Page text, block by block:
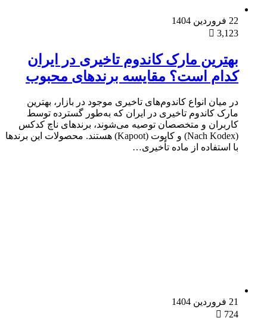
22 فروردین 1404
3,123
بهترین مارک کاندوم تاخیری در ایران
کدام است؟ مقایسه برندهای محبوب
در میان انواع کاندوم‌های تاخیری موجود در بازار، بهترین
مارک کاندوم تاخیری در ایران که به‌طور گسترده توسط
کاربران و متخصصان توصیه می‌شوند، برندهای ناچ کدکس
(Nach Kodex) و کاپوت (Kapoot) هستند. محصولات این برندها
با استفاده از ماده تأخیری…
21 فروردین 1404
724